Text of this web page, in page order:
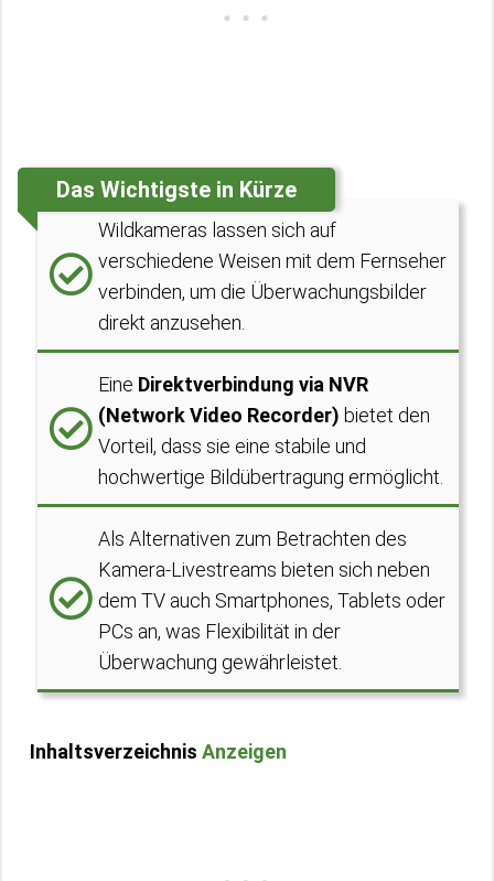
Das Wichtigste in Kürze
Wildkameras lassen sich auf
verschiedene Weisen mit dem Fernseher
verbinden, um die Überwachungsbilder
direkt anzusehen.
Eine Direktverbindung via NVR
(Network Video Recorder) bietet den
Vorteil, dass sie eine stabile und
hochwertige Bildübertragung ermöglicht.
Als Alternativen zum Betrachten des
Kamera-Livestreams bieten sich neben
dem TV auch Smartphones, Tablets oder
PCs an, was Flexibilität in der
Überwachung gewährleistet.
Inhaltsverzeichnis Anzeigen